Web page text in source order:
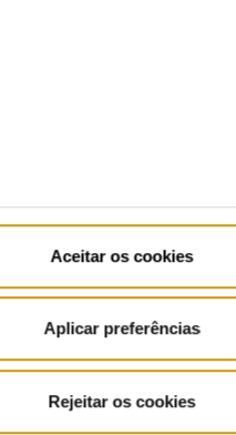
Aceitar os cookies
Aplicar preferências
Rejeitar os cookies